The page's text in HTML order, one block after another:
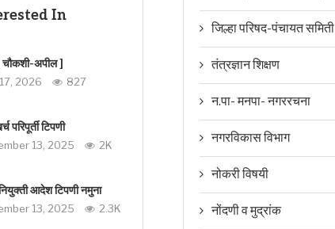
In
चौकशी-अपील ]
2026 827
परिपूर्ती टिपणी
13, 2025 2K
आदेश टिपणी नमुना
13, 2025 2.3K
जिल्हा परिषद-पंचायत समिती
तंत्रज्ञान शिक्षण
न.पा- मनपा- नगररचना
नगरविकास विभाग
नोकरी विषयी
नोंदणी व मुद्रांक